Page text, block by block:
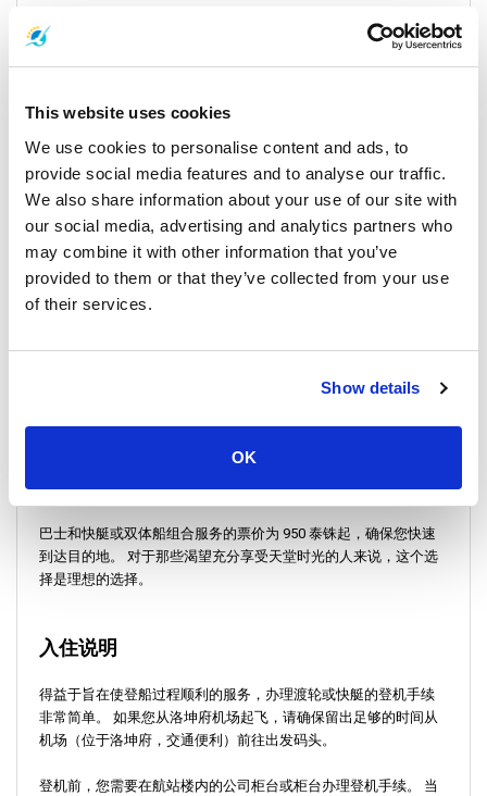
This website uses cookies
We use cookies to personalise content and ads, to
provide social media features and to analyse our traffic.
We also share information about your use of our site with
our social media, advertising and analytics partners who
may combine it with other information that you’ve
provided to them or that they’ve collected from your use
of their services.
Show details
OK
那空是贪玛叻机场飞往帕岸岛的时间表和价格
坐巴士和渡轮组合。 这项服务将旅客顺利连接到帕岸岛的通萨拉
码头，将轻松与大海的美丽融为一体。 根据您选择的交通工具，
行程大约需要 3 小时 30 分钟。
出发详情：
隆帕亚 每天提供多项服务，确保游客的灵活性。 选择快速渡轮或
更快的快艇，乘客将体验到可靠、顺畅的服务。 有巴士服务连接
船途中欣赏洛坤府的美丽景色。
巴士和渡轮组合服务起价仅为 570 泰铢，提供经济实惠且风景优
美的旅程，其中包括最初的巴士接送服务。
巴士和快艇或双体船组合服务的票价为 950 泰铢起，确保您快速
到达目的地。 对于那些渴望充分享受天堂时光的人来说，这个选
择是理想的选择。
入住说明
得益于旨在使登船过程顺利的服务，办理渡轮或快艇的登机手续
非常简单。 如果您从洛坤府机场起飞，请确保留出足够的时间从
机场（位于洛坤府，交通便利）前往出发码头。
登机前，您需要在航站楼内的公司柜台或柜台办理登机手续。 当